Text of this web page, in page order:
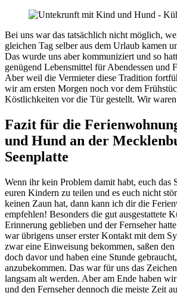
Bei uns war das tatsächlich nicht möglich,
gleichen Tag selber aus dem Urlaub kamen
Das wurde uns aber kommuniziert und so
genügend Lebensmittel für Abendessen und
Aber weil die Vermieter diese Tradition
wir am ersten Morgen noch vor dem
Köstlichkeiten vor die Tür gestellt. Wir
Fazit für die
und Hund an der
Seenplatte
Wenn ihr kein Problem damit habt, euch das
euren Kindern zu teilen und es euch nicht
keinen Zaun hat, dann kann ich dir die
empfehlen! Besonders die gut ausgestattete
Erinnerung geblieben und der Fernseher
war übrigens unser erster Kontakt mit dem
zwar eine Einweisung bekommen, saßen den
doch davor und haben eine Stunde
anzubekommen. Das war für uns das
langsam alt werden. Aber am Ende haben
und den Fernseher dennoch die meiste Zeit